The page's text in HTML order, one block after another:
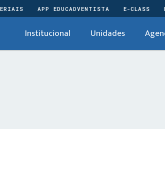
APP EDUCADVENTISTA E-CLASS
Institucional Unidades